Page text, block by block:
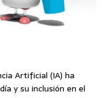
Artificial (IA) ha
y su inclusión en el